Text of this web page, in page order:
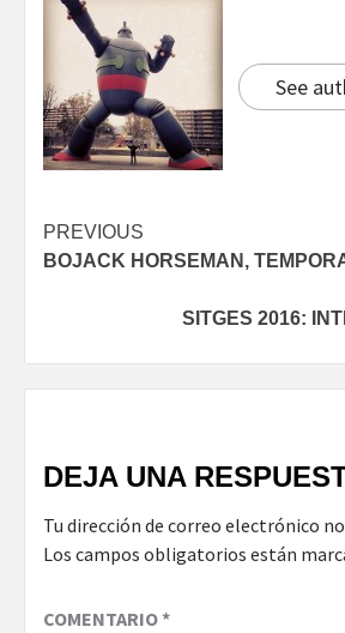
See
Continue
Reading
PREVIOUS
BOJACK HORSEMAN,
SITGES 2016:
DEJA UNA
Tu dirección de correo electrónico
Los campos obligatorios están
COMENTARIO*